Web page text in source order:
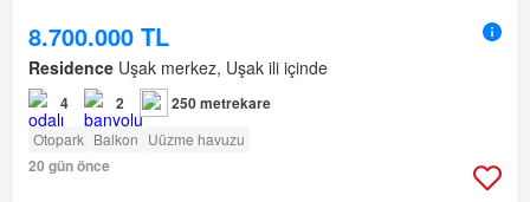
8.700.000 TL
Residence Uşak merkez, Uşak ili içinde
4 2 250 metrekare
Otopark Balkon Uüzme havuzu
20 gün önce